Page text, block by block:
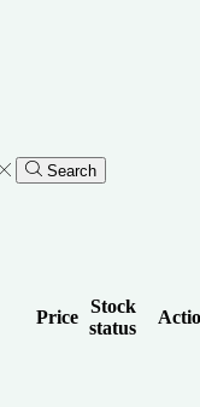
Search
Price
Stock
status